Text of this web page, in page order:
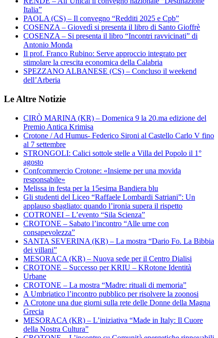
Italia”
PAOLA (CS) – Il convegno “Redditi 2025 e Cpb”
COSENZA – Giovedì si presenta il libro di Santo Gioffrè
COSENZA – Si presenta il libro “Incontri ravvicinati” di
Antonio Monda
Il prof. Franco Rubino: Serve approccio integrato per
stimolare la crescita economica della Calabria
SPEZZANO ALBANESE (CS) – Concluso il weekend
dell’Arberia
Le Altre Notizie
CIRÒ MARINA (KR) – Domenica 9 la 20.ma edizione del
Premio Antica Krimisa
Crotone / Ad Humus- Federico Sironi al Castello Carlo V fino
al 7 settembre
STRONGOLI: Calici sottole stelle a Villa del Popolo il 1°
agosto
Confcommercio Crotone: «Insieme per una movida
responsabile»
Melissa in festa per la 15esima Bandiera blu
Gli studenti del Liceo “Raffaele Lombardi Satriani”: Un
applauso sbagliato: quando l’ironia supera il rispetto
COTRONEI – L’evento “Sila Scienza”
CROTONE – Sabato l’incontro “Alle urne con
consapevolezza”
SANTA SEVERINA (KR) – La mostra “Dario Fo. La Bibbia
dei villani”
MESORACA (KR) – Nuova sede per il Centro Dialisi
CROTONE – Successo per KRIU – KRotone Identità
Urbane
CROTONE – La mostra “Madre: rituali di memoria”
A Umbriatico l’incontro pubblico per risolvere la zoonosi
A Crotone una due giorni sulla rete delle Donne della Magna
Grecia
MESORACA (KR) – L’iniziativa “Made in Italy: Il Cuore
della Nostra Cultura”